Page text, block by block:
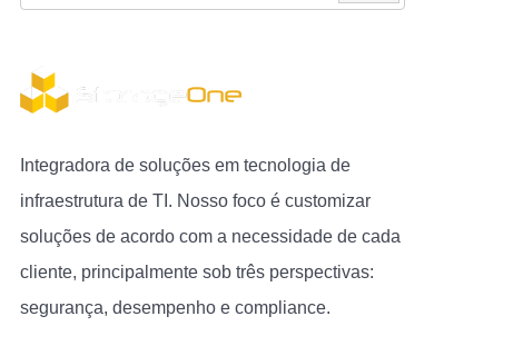
for:
Integradora de soluções em tecnologia de
infraestrutura de TI. Nosso foco é customizar
soluções de acordo com a necessidade de cada
cliente, principalmente sob três perspectivas:
segurança, desempenho e compliance.